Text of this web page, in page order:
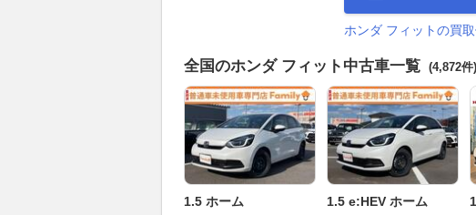
ホンダ フィットの買
全国のホンダ フィット中古車一覧 (4,872件)
1.5 ホーム 1.5 e:HEV ホーム